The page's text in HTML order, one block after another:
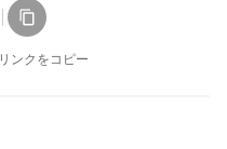
リンクをコピー